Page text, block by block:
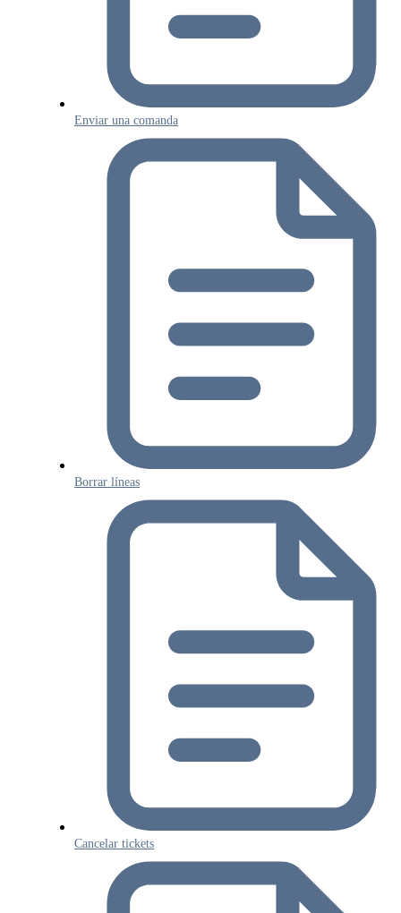
Enviar una comanda
Borrar líneas
Cancelar tickets